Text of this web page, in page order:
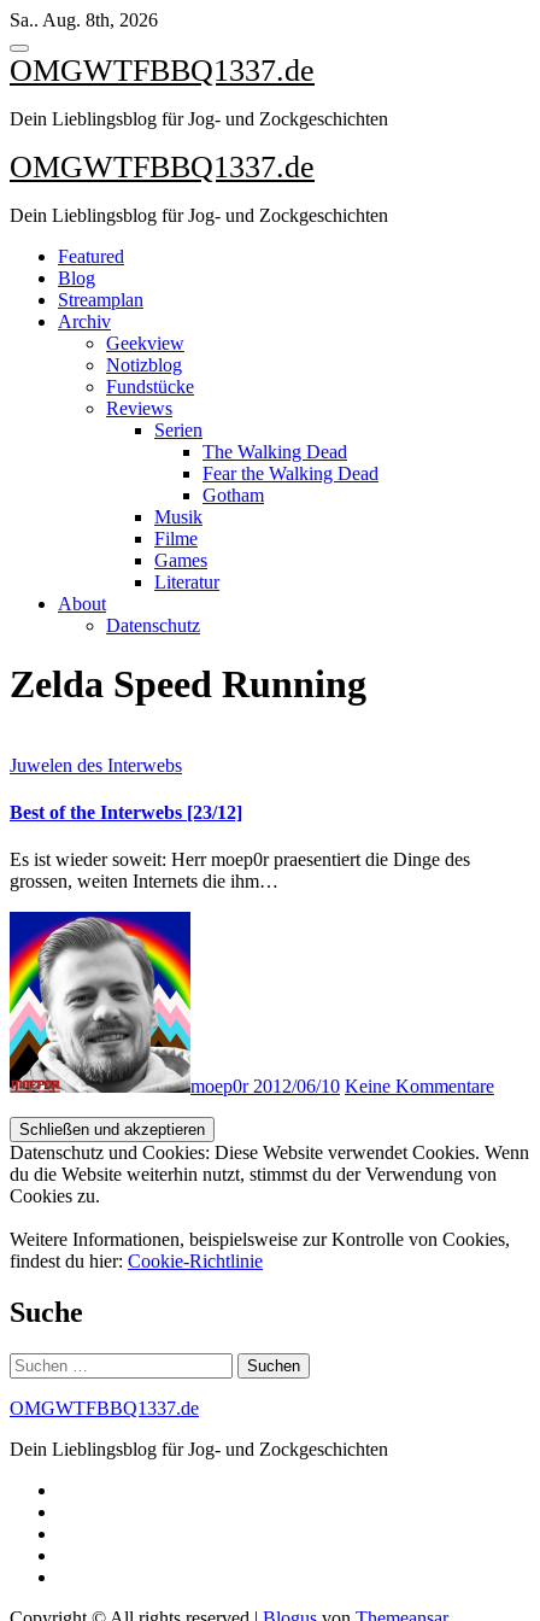
Zum
Inhalt
springen
Sa.. Aug. 8th, 2026
OMGWTFBBQ1337.de
Dein Lieblingsblog für Jog- und Zockgeschichten
OMGWTFBBQ1337.de
Dein Lieblingsblog für Jog- und Zockgeschichten
Featured
Blog
Streamplan
Archiv
Geekview
Notizblog
Fundstücke
Reviews
Serien
The Walking Dead
Fear the Walking Dead
Gotham
Musik
Filme
Games
Literatur
About
Datenschutz
Zelda Speed Running
Juwelen des Interwebs
Best of the Interwebs [23/12]
Es ist wieder soweit: Herr moep0r praesentiert die Dinge des
grossen, weiten Internets die ihm…
moep0r2012/06/10 Keine Kommentare
Datenschutz und Cookies: Diese Website verwendet Cookies. Wenn
du die Website weiterhin nutzt, stimmst du der Verwendung von
Cookies zu.
Weitere Informationen, beispielsweise zur Kontrolle von Cookies,
findest du hier: Cookie-Richtlinie
Suche
Suchen
nach:
OMGWTFBBQ1337.de
Dein Lieblingsblog für Jog- und Zockgeschichten